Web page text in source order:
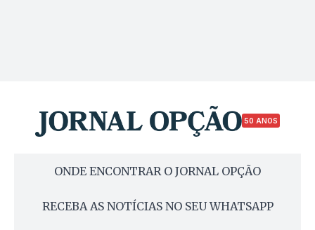
50 ANOS
ONDE ENCONTRAR O JORNAL OPÇÃO
RECEBA AS NOTÍCIAS NO SEU WHATSAPP